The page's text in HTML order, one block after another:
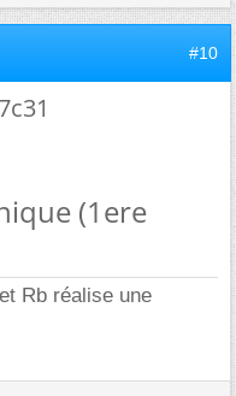
#10
(1ere
Rb réalise une